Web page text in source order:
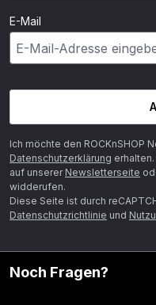
E-Mail
Ich möchte den ROCKnSHOP
Datenschutzerklärung
auf unserer Newsletterseite
widderufen.
Diese Seite ist durch
Datenschutzrichtlinie und
Noch Fragen?